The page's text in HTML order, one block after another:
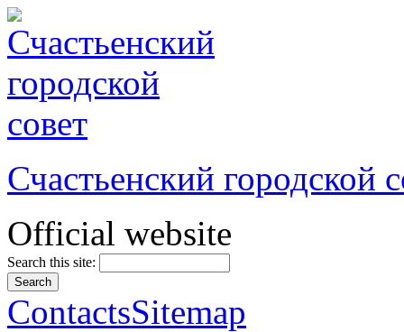
Счастьенский городской
Official website
Search this site:
ContactsSitemap